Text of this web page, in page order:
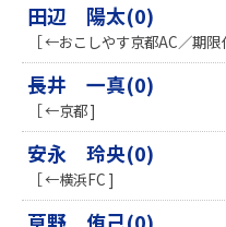
田辺 陽太(0)
［ ←おこしやす京都AC／期
長井 一真(0)
［ ←京都 ]
安永 玲央(0)
［ ←横浜FC ]